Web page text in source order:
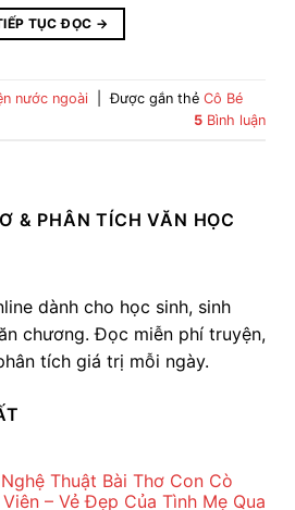
TỤC ĐỌC →
nước ngoài Được gắn thẻ Cô Bé
5 Bình luận
& PHÂN TÍCH VĂN HỌC
dành cho học sinh, sinh
chương. Đọc miễn phí truyện,
tích giá trị mỗi ngày.
Thuật Bài Thơ Con Cò
– Vẻ Đẹp Của Tình Mẹ Qua